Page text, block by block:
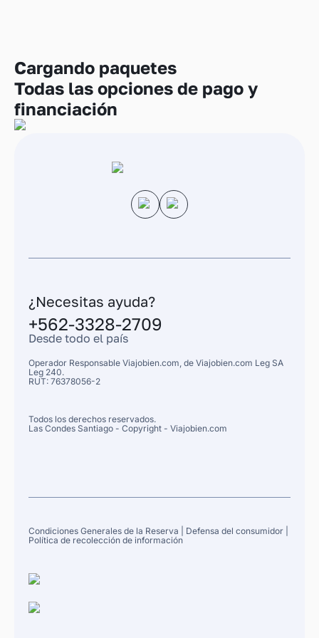
Cargando paquetes
Todas las opciones de pago y
financiación
¿Necesitas ayuda?
+562-3328-2709
Desde todo el país
Operador Responsable Viajobien.com, de Viajobien.com Leg SA
Leg 240.
RUT: 76378056-2
Todos los derechos reservados.
Las Condes Santiago - Copyright - Viajobien.com
Condiciones Generales de la Reserva Defensa del consumidor
Política de recolección de información